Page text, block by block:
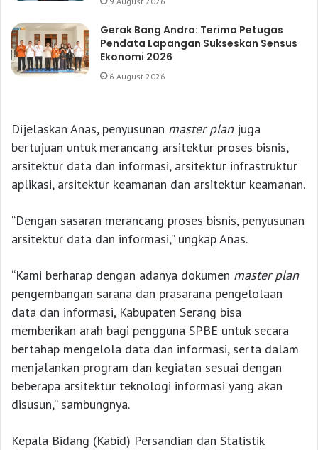
Gerak Bang Andra: Terima Petugas
Pendata Lapangan Sukseskan Sensus
Ekonomi 2026
6 August 2026
Dijelaskan Anas, penyusunan master planjuga
bertujuan untuk merancang arsitektur proses bisnis,
arsitektur data dan informasi, arsitektur infrastruktur
aplikasi, arsitektur keamanan dan arsitektur keamanan.
“Dengan sasaran merancang proses bisnis, penyusunan
arsitektur data dan informasi,” ungkap Anas.
“Kami berharap dengan adanya dokumen master plan
pengembangan sarana dan prasarana pengelolaan
data dan informasi, Kabupaten Serang bisa
memberikan arah bagi pengguna SPBE untuk secara
bertahap mengelola data dan informasi, serta dalam
menjalankan program dan kegiatan sesuai dengan
beberapa arsitektur teknologi informasi yang akan
disusun,” sambungnya.
Kepala Bidang (Kabid) Persandian dan Statistik